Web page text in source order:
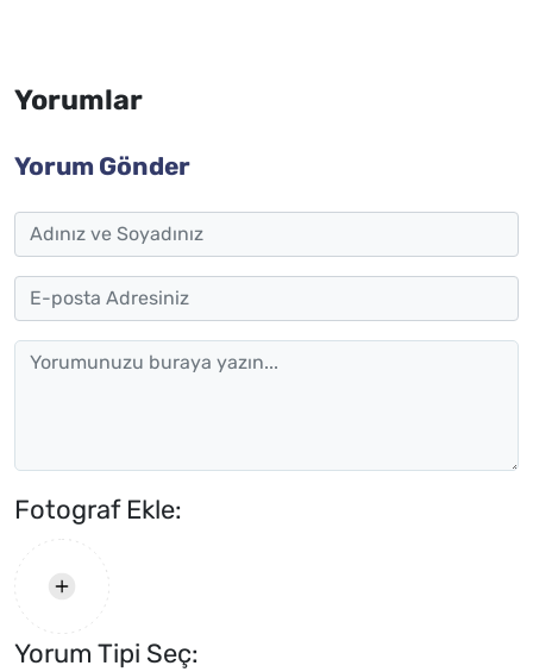
Yorumlar
Yorum Gönder
Fotograf Ekle:
Yorum Tipi Seç: